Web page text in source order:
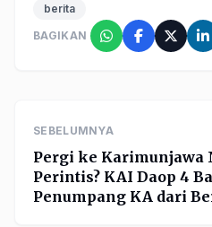
berita
BAGIKAN
SEBELUMNYA
Pergi ke Karimunjawa
Perintis? KAI Daop 4
Penumpang KA dari